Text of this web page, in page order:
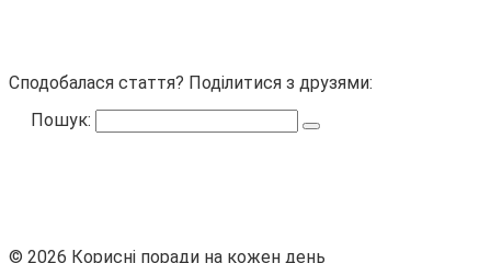
Сподобалася стаття? Поділитися з друзями:
Пошук:
© 2026 Корисні поради на кожен день